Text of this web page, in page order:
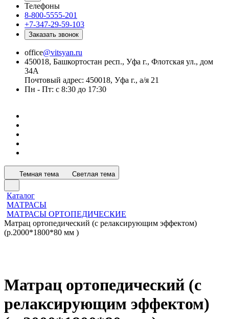
Телефоны
8-800-5555-201
+7-347-29-59-103
Заказать звонок
office@vitsyan.ru
450018, Башкортостан респ., Уфа г., Флотская ул., дом
34А
Почтовый адрес: 450018, Уфа г., а/я 21
Пн - Пт: с 8:30 до 17:30
Темная тема Светлая тема
Каталог
МАТРАСЫ
МАТРАСЫ ОРТОПЕДИЧЕСКИЕ
Матрац ортопедический (с релаксирующим эффектом)
(р.2000*1800*80 мм )
Матрац ортопедический (с
релаксирующим эффектом)